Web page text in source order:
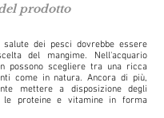
prodotto
dei pesci dovrebbe essere
del mangime. Nell'acquario
possono scegliere tra una ricca
come in natura. Ancora di più,
mettere a disposizione degli
proteine e vitamine in forma